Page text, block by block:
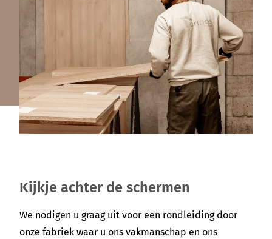
Kijkje achter de schermen
We nodigen u graag uit voor een rondleiding door
onze fabriek waar u ons vakmanschap en ons